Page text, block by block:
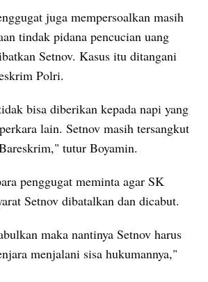
juga mempersoalkan masih
tindak pidana pencucian uang
Setnov. Kasus itu ditangani
Polri.
bisa diberikan kepada napi yang
lain. Setnov masih tersangkut
tutur Boyamin.
penggugat meminta agar SK
Setnov dibatalkan dan dicabut.
maka nantinya Setnov harus
menjalani sisa hukumannya,"